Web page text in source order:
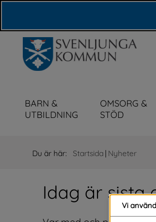
BARN &
UTBILDNING
OMSORG &
STÖD
Du är här: Startsida | Nyheter
Idag är sista
Vi